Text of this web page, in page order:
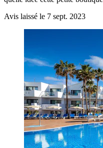
Avis laissé le 7 sept. 2023